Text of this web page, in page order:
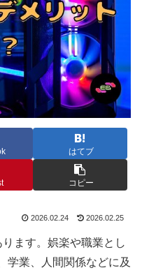
はてブ
コピー
2026.02.24 2026.02.25
ます。娯楽や職業とし
学業、人間関係などに及